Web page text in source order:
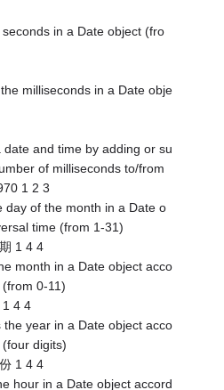
in a Date object (fro
milliseconds in a Date obje
and time by adding or su
of milliseconds to/from
1 2 3
day of the month in a Date o
time (from 1-31)
1 4 4
month in a Date object acco
0-11)
1 4 4
the year in a Date object acco
digits)
1 4 4
hour in a Date object accord